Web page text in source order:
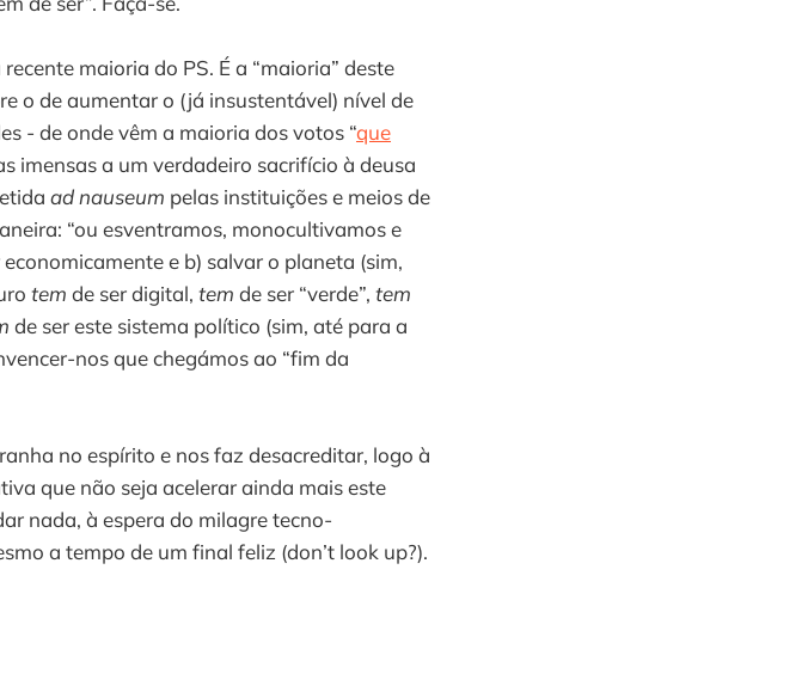
maioria do PS. É a “maioria” deste
o de aumentar o (já insustentável) nível de
- de onde vêm a maioria dos votos “que
imensas a um verdadeiro sacrifício à deusa
ad nauseum pelas instituições e meios de
“ou esventramos, monocultivamos e
e b) salvar o planeta (sim,
tem de ser digital, tem de ser “verde”, tem
de ser este sistema político (sim, até para a
nos que chegámos ao “fim da
no espírito e nos faz desacreditar, logo à
que não seja acelerar ainda mais este
nada, à espera do milagre tecno-
a tempo de um final feliz (don’t look up?).